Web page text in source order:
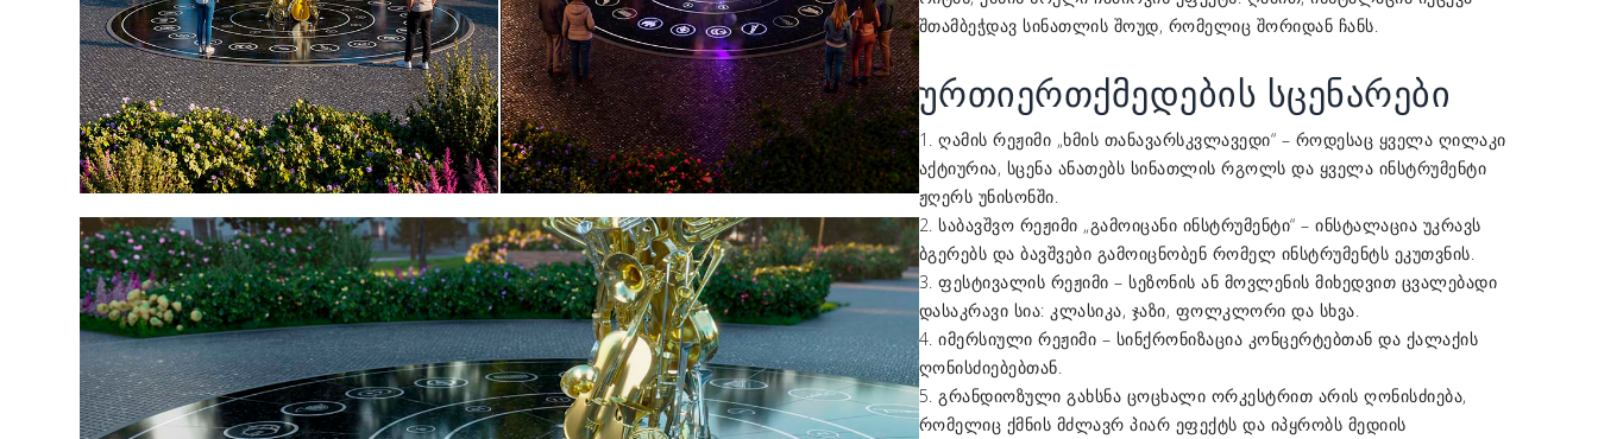
შთამბეჭდავ სინათლის შოუდ, რომელიც შორიდან ჩანს.
ურთიერთქმედების სცენარები
1. ღამის რეჟიმი „ხმის თანავარსკვლავედი“ – როდესაც ყველა ღილაკი
აქტიურია, სცენა ანათებს სინათლის რგოლს და ყველა ინსტრუმენტი
ჟღერს უნისონში.
2. საბავშვო რეჟიმი „გამოიცანი ინსტრუმენტი“ – ინსტალაცია უკრავს
ბგერებს და ბავშვები გამოიცნობენ რომელ ინსტრუმენტს ეკუთვნის.
3. ფესტივალის რეჟიმი – სეზონის ან მოვლენის მიხედვით ცვალებადი
დასაკრავი სია: კლასიკა, ჯაზი, ფოლკლორი და სხვა.
4. იმერსიული რეჟიმი – სინქრონიზაცია კონცერტებთან და ქალაქის
ღონისძიებებთან.
5. გრანდიოზული გახსნა ცოცხალი ორკესტრით არის ღონისძიება,
რომელიც ქმნის მძლავრ პიარ ეფექტს და იპყრობს მედიის